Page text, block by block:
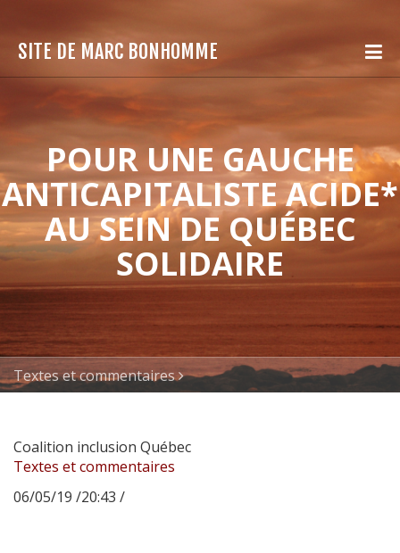
SITE DE MARC BONHOMME
POUR UNE GAUCHE
ANTICAPITALISTE ACIDE*
AU SEIN DE QUÉBEC
SOLIDAIRE
Textes et commentaires
Coalition inclusion Québec
Textes et commentaires
06/05/19 /20:43 /